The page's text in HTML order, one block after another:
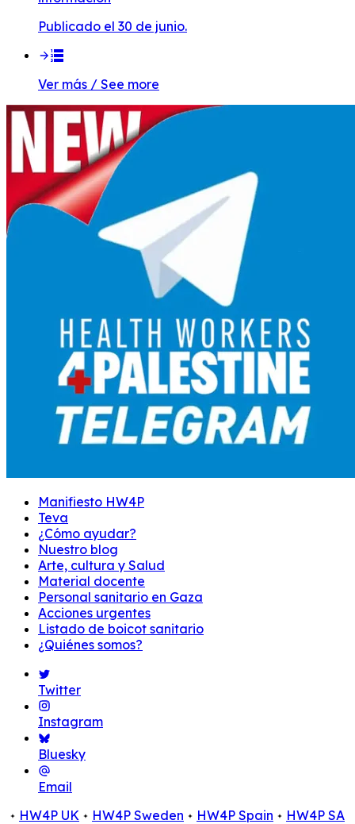
Publicado el 30 de junio.
Ver más / See more
Manifiesto HW4P
Teva
¿Cómo ayudar?
Nuestro blog
Arte, cultura y Salud
Material docente
Personal sanitario en Gaza
Acciones urgentes
Listado de boicot sanitario
¿Quiénes somos?
Twitter
Instagram
Bluesky
Email
HW4P UK
HW4P Sweden HW4P Spain HW4P SA